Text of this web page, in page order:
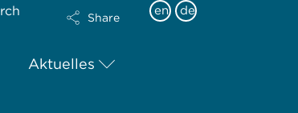
Share en de
Aktuelles